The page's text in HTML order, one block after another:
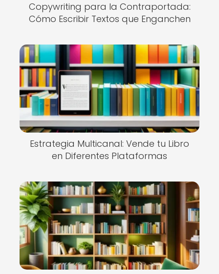
Copywriting para la Contraportada:
Cómo Escribir Textos que Enganchen
Estrategia Multicanal: Vende tu Libro
en Diferentes Plataformas